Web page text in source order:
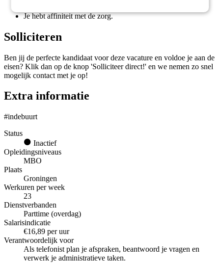
Je hebt affiniteit met de zorg.
Solliciteren
Ben jij de perfecte kandidaat voor deze vacature en voldoe je aan de
eisen? Klik dan op de knop 'Solliciteer direct!' en we nemen zo snel
mogelijk contact met je op!
Extra informatie
#indebuurt
Status
Inactief
Opleidingsniveaus
MBO
Plaats
Groningen
Werkuren per week
23
Dienstverbanden
Parttime (overdag)
Salarisindicatie
€16,89 per uur
Verantwoordelijk voor
Als telefonist plan je afspraken, beantwoord je vragen en
verwerk je administratieve taken.